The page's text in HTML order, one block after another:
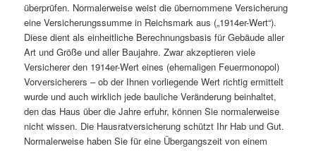
überprüfen. Normalerweise weist die übernommene Versicherung
eine Versicher­ungssumme in Reichsmark aus („1914er-Wert“).
Diese dient als einheitliche Berechnungsbasis für Gebäude aller
Art und Größe und aller Baujahre. Zwar akzeptieren viele
Versicherer den 1914er-Wert eines (ehemaligen Feuermonopol)
Vorversicherers – ob der Ihnen vorliegende Wert richtig ermittelt
wurde und auch wirklich jede bauliche Veränderung beinhaltet,
den das Haus über die Jahre erfuhr, können Sie normalerweise
nicht wissen. Die Hausratversicherung schützt Ihr Hab und Gut.
Normalerweise haben Sie für eine Übergangszeit von einem